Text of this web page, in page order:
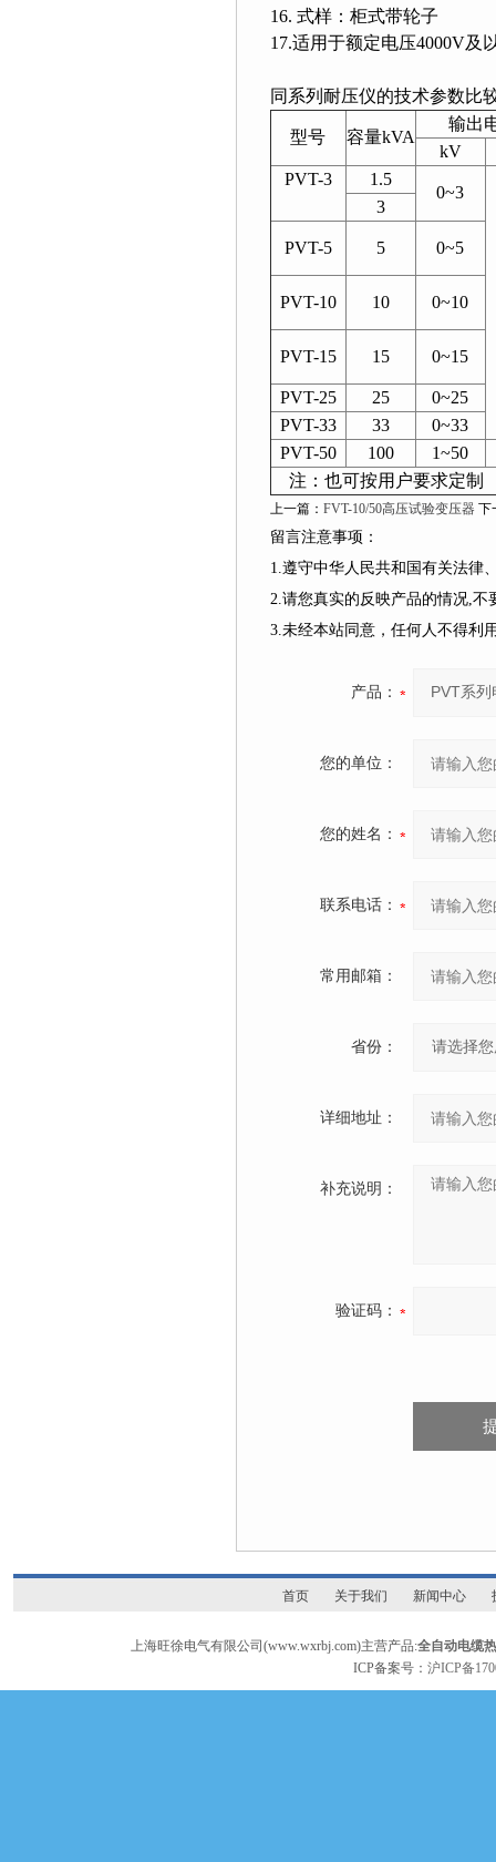
16. 式样：柜式带轮子
17.适用于额定电压4000V及
同系列耐压仪的技术参数比
型号 容量kVA
输出
kV
PVT-3
1.5
0~3
3
PVT-5 5 0~5
PVT-10 10 0~10
PVT-15 15 0~15
PVT-25 25
0~25
PVT-33
33
0~33
PVT-50
100
1~50
注：也可按用户要求定制
上一篇： FVT-10/50高压试验变压器 下
留言注意事项：
1.遵守中华人民共和国有关法律
2.请您真实的反映产品的情况,
3.未经本站同意，任何人不得利
产品：
您的单位：
您的姓名：
联系电话：
常用邮箱：
省份：
详细地址：
补充说明：
验证码：
首页 关于我们 新闻中心
上海旺徐电气有限公司(www.wxrbj.com)主营产品:全自动电缆
ICP备案号：沪ICP备